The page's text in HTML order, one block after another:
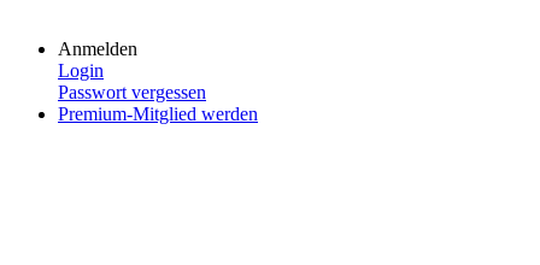
Anmelden
Login
Passwort vergessen
Premium-Mitglied werden